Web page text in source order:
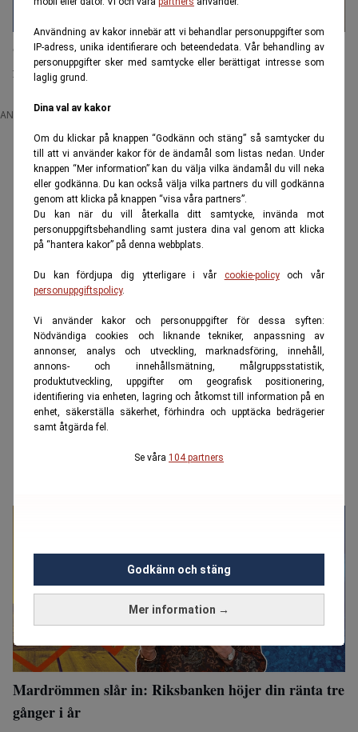
Användning av kakor innebär att vi behandlar personuppgifter som
IP-adress, unika identifierare och beteendedata. Vår behandling av
personuppgifter sker med samtycke eller berättigat intresse som
laglig grund.
Dina val av kakor
Om du klickar på knappen “Godkänn och stäng” så samtycker du
till att vi använder kakor för de ändamål som listas nedan. Under
knappen “Mer information” kan du välja vilka ändamål du vill neka
eller godkänna. Du kan också välja vilka partners du vill godkänna
genom att klicka på knappen “visa våra partners”.
Du kan när du vill återkalla ditt samtycke, invända mot
personuppgiftsbehandling samt justera dina val genom att klicka
på “hantera kakor” på denna webbplats.
Du kan fördjupa dig ytterligare i vår cookie-policyoch vår
personuppgiftspolicy.
Vi använder kakor och personuppgifter för dessa syften:
Nödvändiga cookies och liknande tekniker, anpassning av
annonser, analys och utveckling, marknadsföring, innehåll,
annons- och innehållsmätning, målgruppsstatistik,
produktutveckling, uppgifter om geografisk positionering,
identifiering via enheten, lagring och åtkomst till information på en
enhet, säkerställa säkerhet, förhindra och upptäcka bedrägerier
samt åtgärda fel.
Se våra 104 partners
Mer information →
Godkänn och stäng
Okänd ersättning från Försäkringskassan kan
förändra ditt liv
ANNONS
Mardrömmen slår in: Riksbanken höjer din ränta tre
gånger i år